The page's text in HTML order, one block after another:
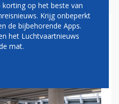
OP
op het beste van
Krijg onbeperkt
de bijbehorende Apps.
het Luchtvaartnieuws
mat.